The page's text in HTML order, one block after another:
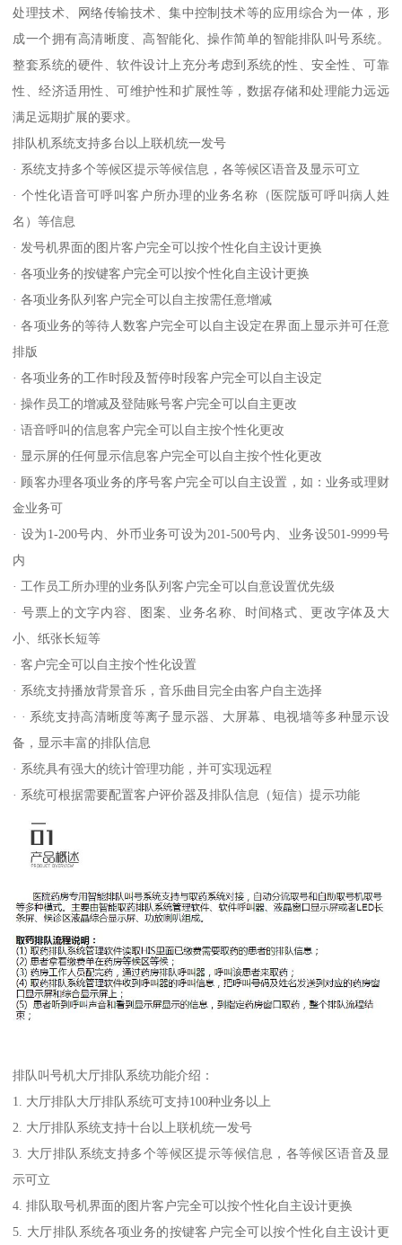
处理技术、网络传输技术、集中控制技术等的应用综合为一体，形
成一个拥有高清晰度、高智能化、操作简单的智能排队叫号系统。
整套系统的硬件、软件设计上充分考虑到系统的性、安全性、可靠
性、经济适用性、可维护性和扩展性等，数据存储和处理能力远远
满足远期扩展的要求。
排队机系统支持多台以上联机统一发号
· 系统支持多个等候区提示等候信息，各等候区语音及显示可立
· 个性化语音可呼叫客户所办理的业务名称（医院版可呼叫病人姓
名）等信息
· 发号机界面的图片客户完全可以按个性化自主设计更换
· 各项业务的按键客户完全可以按个性化自主设计更换
· 各项业务队列客户完全可以自主按需任意增减
· 各项业务的等待人数客户完全可以自主设定在界面上显示并可任意
排版
· 各项业务的工作时段及暂停时段客户完全可以自主设定
· 操作员工的增减及登陆账号客户完全可以自主更改
· 语音呼叫的信息客户完全可以自主按个性化更改
· 显示屏的任何显示信息客户完全可以自主按个性化更改
· 顾客办理各项业务的序号客户完全可以自主设置，如：业务或理财
金业务可
· 设为1-200号内、外币业务可设为201-500号内、业务设501-9999号
内
· 工作员工所办理的业务队列客户完全可以自意设置优先级
· 号票上的文字内容、图案、业务名称、时间格式、更改字体及大
小、纸张长短等
· 客户完全可以自主按个性化设置
· 系统支持播放背景音乐，音乐曲目完全由客户自主选择
· · 系统支持高清晰度等离子显示器、大屏幕、电视墙等多种显示设
备，显示丰富的排队信息
· 系统具有强大的统计管理功能，并可实现远程
· 系统可根据需要配置客户评价器及排队信息（短信）提示功能
排队叫号机大厅排队系统功能介绍：
1. 大厅排队大厅排队系统可支持100种业务以上
2. 大厅排队系统支持十台以上联机统一发号
3. 大厅排队系统支持多个等候区提示等候信息，各等候区语音及显
示可立
4. 排队取号机界面的图片客户完全可以按个性化自主设计更换
5. 大厅排队系统各项业务的按键客户完全可以按个性化自主设计更